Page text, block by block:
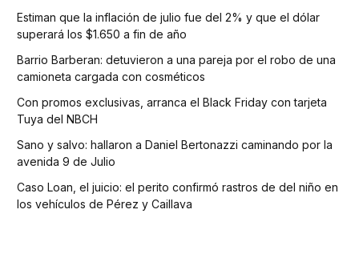
Estiman que la inflación de julio fue del 2% y que el dólar
superará los $1.650 a fin de año
Barrio Barberan: detuvieron a una pareja por el robo de una
camioneta cargada con cosméticos
Con promos exclusivas, arranca el Black Friday con tarjeta
Tuya del NBCH
Sano y salvo: hallaron a Daniel Bertonazzi caminando por la
avenida 9 de Julio
Caso Loan, el juicio: el perito confirmó rastros de del niño en
los vehículos de Pérez y Caillava